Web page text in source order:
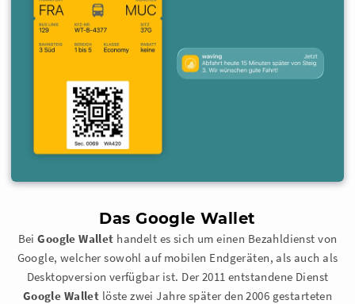
Das Google Wallet
BeiGoogle Wallet handelt es sich um einen Bezahldienst von
Google, welcher sowohl auf mobilen Endgeräten, als auch als
Desktopversion verfügbar ist. Der 2011 entstandene Dienst
Google Wallet löste zwei Jahre später den 2006 gestarteten